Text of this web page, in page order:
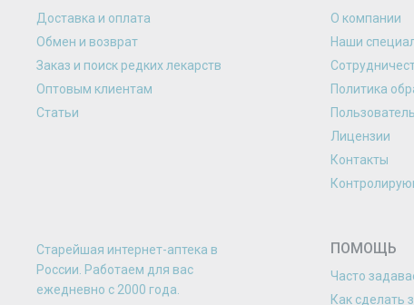
Доставка и оплата
Обмен и возврат
Заказ и поиск редких лекарств
Оптовым клиентам
Статьи
О компании
Наши
Политика
Лицензии
Контакты
Старейшая интернет-аптека в
России. Работаем для вас
eжедневно с 2000 года.
ПОМОЩЬ
Часто
Как сделать